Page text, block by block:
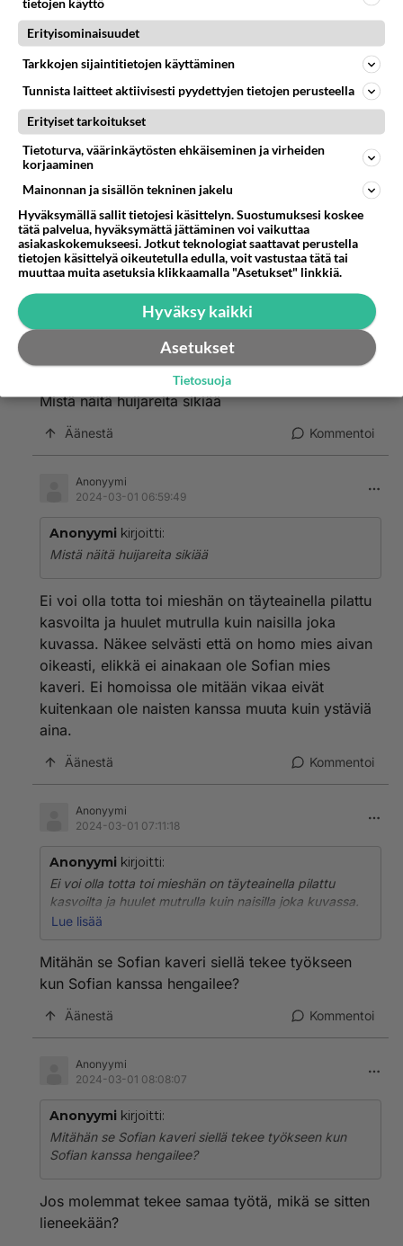
2024-02-29 18:20:08
Sofia voisi aloittaa luutuamalla lattiat..
Anonyymi
2024-02-29 19:42:52
Tämä perintöprinssi Eric väittää olevansa rikkaan
perheen perijä Kanadasta. Perijä välittää arvolleen
sopivasti siivoojia Dubaissa. Samanlainen
vinttikomero huijari kuin Lukekin.
Kommentoi
2024-02-29 21:58:32
Mistä näitä huijareita sikiää
Äänestä Kommentoi
Anonyymi
2024-03-01 06:59:49
Anonyymi kirjoitti:
Mistä näitä huijareita sikiää
Ei voi olla totta toi mieshän on täyteainella pilattu
kasvoilta ja huulet mutrulla kuin naisilla joka
kuvassa. Näkee selvästi että on homo mies aivan
oikeasti, elikkä ei ainakaan ole Sofian mies
kaveri. Ei homoissa ole mitään vikaa eivät
kuitenkaan ole naisten kanssa muuta kuin ystäviä
aina.
Äänestä Kommentoi
Anonyymi
2024-03-01 07:11:18
Anonyymi kirjoitti:
Ei voi olla totta toi mieshän on täyteainella pilattu
kasvoilta ja huulet mutrulla kuin naisilla joka kuvassa.
Näkee selvästi että on homo mies aivan oikeasti,
ole mitään vikaa eivät kuitenkaan ole naisten kanssa
Lue lisää
Mitähän se Sofian kaveri siellä tekee työkseen
kun Sofian kanssa hengailee?
Äänestä Kommentoi
Anonyymi
2024-03-01 08:08:07
Anonyymi kirjoitti:
Mitähän se Sofian kaveri siellä tekee työkseen kun
Sofian kanssa hengailee?
Jos molemmat tekee samaa työtä, mikä se sitten
lieneekään?
tietojen käyttö
Erityisominaisuudet
Tarkkojen sijaintitietojen käyttäminen
Tunnista laitteet aktiivisesti pyydettyjen tietojen perusteella
Erityiset tarkoitukset
Tietoturva, väärinkäytösten ehkäiseminen ja virheiden
korjaaminen
Mainonnan ja sisällön tekninen jakelu
Hyväksymällä sallit tietojesi käsittelyn. Suostumuksesi koskee
tätä palvelua, hyväksymättä jättäminen voi vaikuttaa
asiakaskokemukseesi. Jotkut teknologiat saattavat perustella
tietojen käsittelyä oikeutetulla edulla, voit vastustaa tätä tai
muuttaa muita asetuksia klikkaamalla "Asetukset" linkkiä.
Hyväksy kaikki
Asetukset
Tietosuoja